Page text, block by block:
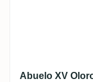
Abuelo XV